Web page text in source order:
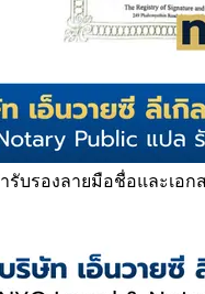
รับรองลายมือชื่อและเอก